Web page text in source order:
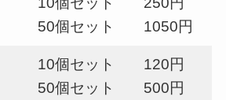
50個セット
1050円
10個セット
50個セット
120円
500円